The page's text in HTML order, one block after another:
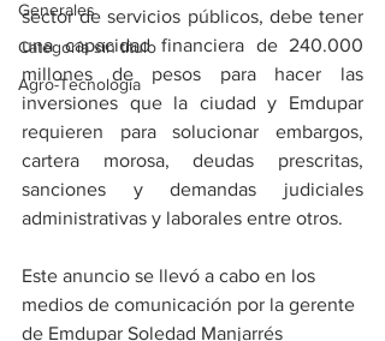
Generales
Categoría sin título
Agro-Tecnología
sector de servicios públicos, debe tener
una capacidad financiera de 240.000
millones de pesos para hacer las
inversiones que la ciudad y Emdupar
requieren para solucionar embargos,
cartera morosa, deudas prescritas,
sanciones y demandas judiciales
administrativas y laborales entre otros.
Este anuncio se llevó a cabo en los
medios de comunicación por la gerente
de Emdupar Soledad Manjarrés